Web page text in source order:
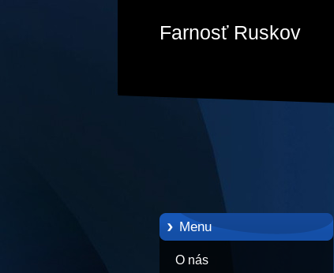
Farnosť Ruskov
Menu
O nás